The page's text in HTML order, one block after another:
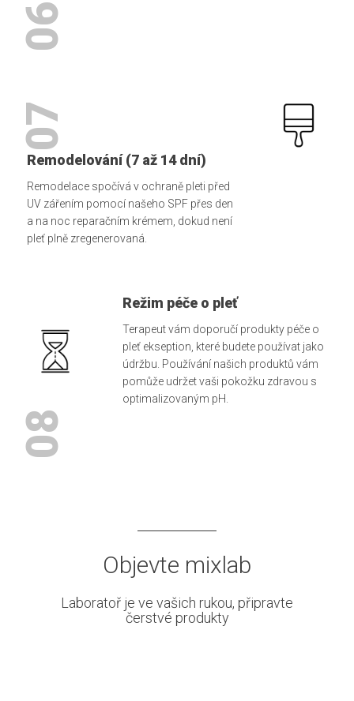
06
07
Remodelování (7 až 14 dní)
Remodelace spočívá v ochraně pleti před
UV zářením pomocí našeho SPF přes den
a na noc reparačním krémem, dokud není
pleť plně zregenerovaná.
Režim péče o pleť
Terapeut vám doporučí produkty péče o
pleť ekseption, které budete používat jako
údržbu. Používání našich produktů vám
pomůže udržet vaši pokožku zdravou s
optimalizovaným pH.
08
Objevte mixlab
Laboratoř je ve vašich rukou, připravte
čerstvé produkty